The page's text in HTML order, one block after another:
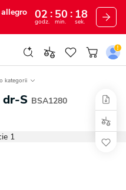
02
godz.
50
min.
17
sek.
kategorii
dr-S BSA1280